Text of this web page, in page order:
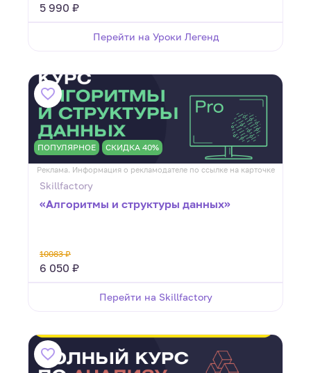
5 990 ₽
Перейти на Уроки Легенд
ПОПУЛЯРНОЕ СКИДКА 40%
Реклама. Информация о рекламодателе по ссылке на карточке
Skillfactory
«Алгоритмы и структуры данных»
10083 ₽
6 050 ₽
Перейти на Skillfactory